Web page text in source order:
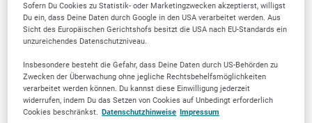
SELLWERK Trusted
3
Sofern Du Cookies zu Statistik- oder Marketingzwecken akzeptierst, willigst
Du ein, dass Deine Daten durch Google in den USA verarbeitet werden. Aus
Sicht des Europäischen Gerichtshofs besitzt die USA nach EU-Standards ein
unzureichendes Datenschutzniveau.
Insbesondere besteht die Gefahr, dass Deine Daten durch US-Behörden zu
Zwecken der Überwachung ohne jegliche Rechtsbehelfsmöglichkeiten
verarbeitet werden können. Du kannst diese Einwilligung jederzeit
widerrufen, indem Du das Setzen von Cookies auf Unbedingt erforderlich
Cookies beschränkst. Datenschutzhinweise Impressum